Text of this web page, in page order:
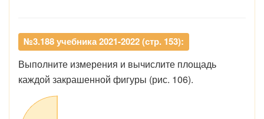
№3.188 учебника 2021-2022 (стр. 153):
Выполните измерения и вычислите площадь
каждой закрашенной фигуры (рис. 106).